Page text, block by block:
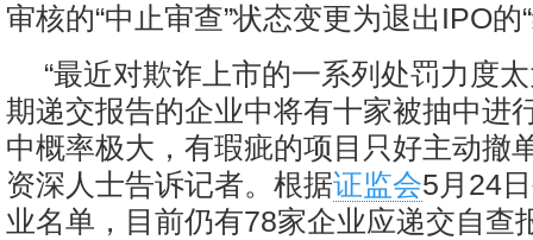
审核的“中止审查”状态变更为退出IPO的
“最近对欺诈上市的一系列处罚力度
期递交报告的企业中将有十家被抽中进
中概率极大，有瑕疵的项目只好主动撤
资深人士告诉记者。根据证监会5月24
业名单，目前仍有78家企业应递交自查